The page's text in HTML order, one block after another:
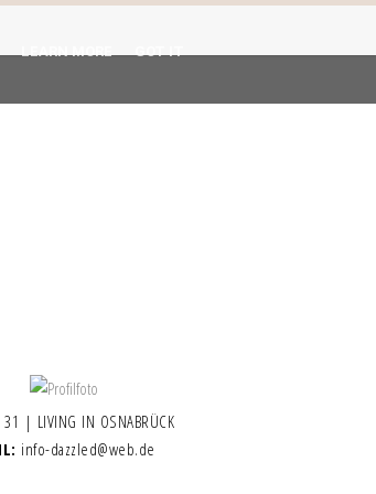
| LIVING IN OSNABRÜCK
info-dazzled@web.de
LEARN MORE GOT IT